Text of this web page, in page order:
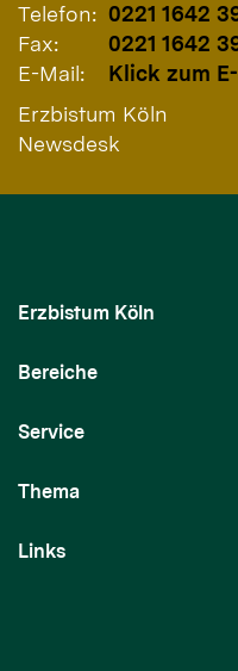
Telefon: 0221 1642
Fax:
0221 1642
E-Mail:
Klick zum
Erzbistum Köln
Newsdesk
Erzbistum Köln
Bereiche
Service
Thema
Links